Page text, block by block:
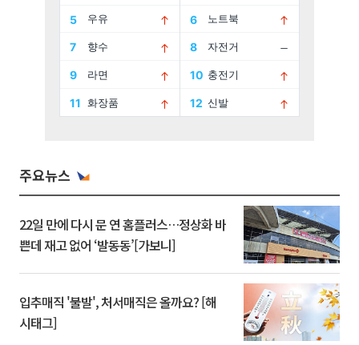
주요뉴스
22일 만에 다시 문 연 홈플러스…정상화 바
쁜데 재고 없어 ‘발동동’[가보니]
입추매직 '불발', 처서매직은 올까요? [해
시태그]